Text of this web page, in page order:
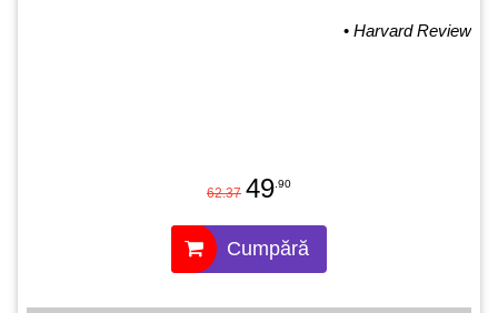
• Harvard Review
62.37 49 .90
Cumpără